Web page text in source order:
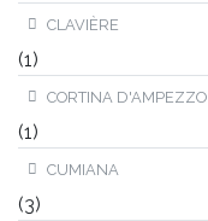
CLAVIÈRE
(1)
CORTINA D'AMPEZZO
(1)
CUMIANA
(3)